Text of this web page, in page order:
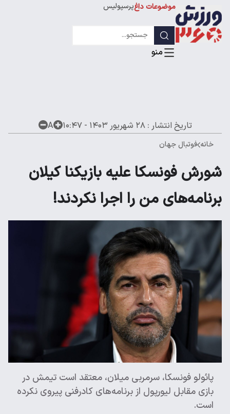
موضوعات داغپرسپولیس
لیگ قهرمانان
تاریخ انتشار :۲۸ شهریور ۱۴۰۳ - ۱۰:۴۷ A
خانه فوتبال جهان
شورش فونسکا علیه بازیکنا کیلان
برنامه‌های من را اجرا نکردند!
پائولو فونسکا، سرمربی میلان،‌ معتقد است تیمش در
بازی مقابل لیورپول از برنامه‌های کادرفنی پیروی نکرده
است.